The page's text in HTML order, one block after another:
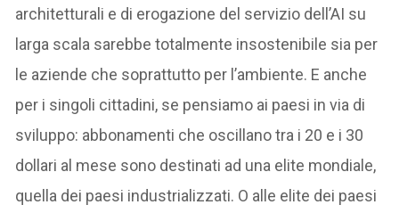
architetturali e di erogazione del servizio dell’AI su
larga scala sarebbe totalmente insostenibile sia per
le aziende che soprattutto per l’ambiente. E anche
per i singoli cittadini, se pensiamo ai paesi in via di
sviluppo: abbonamenti che oscillano tra i 20 e i 30
dollari al mese sono destinati ad una elite mondiale,
quella dei paesi industrializzati. O alle elite dei paesi